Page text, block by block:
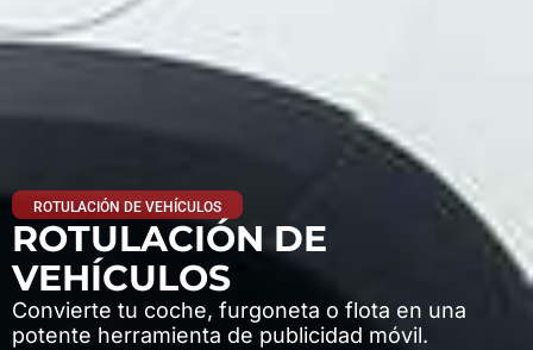
ROTULACIÓN DE VEHÍCULOS
ROTULACIÓN DE
VEHÍCULOS
Convierte tu coche, furgoneta o flota en una
potente herramienta de publicidad móvil.